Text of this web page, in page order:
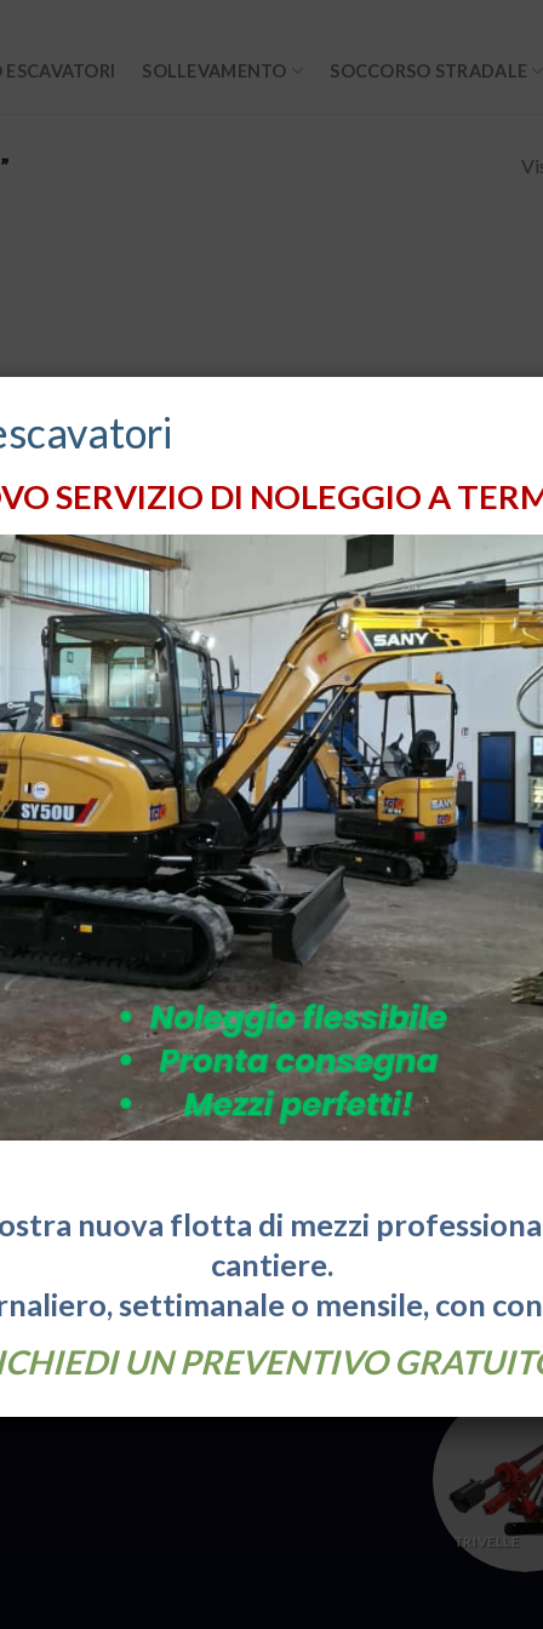
SOLLEVAMENTO SOCCORSO STRADALE
Volta, 12
TERMOLI
(CB)
724075
8:30 - 18:00
SOCCORSO
TRIVELLE
SERVIZIO DI NOLEGGIO A
nuova flotta di mezzi
cantiere.
settimanale o mensile, con
UN PREVENTIVO